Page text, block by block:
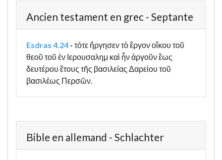
Ancien testament en grec - Septante
Esdras 4.24 - τότε ἤργησεν τὸ ἔργον οἴκου τοῦ
θεοῦ τοῦ ἐν Ιερουσαλημ καὶ ἦν ἀργοῦν ἕως
δευτέρου ἔτους τῆς βασιλείας Δαρείου τοῦ
βασιλέως Περσῶν.
Bible en allemand - Schlachter